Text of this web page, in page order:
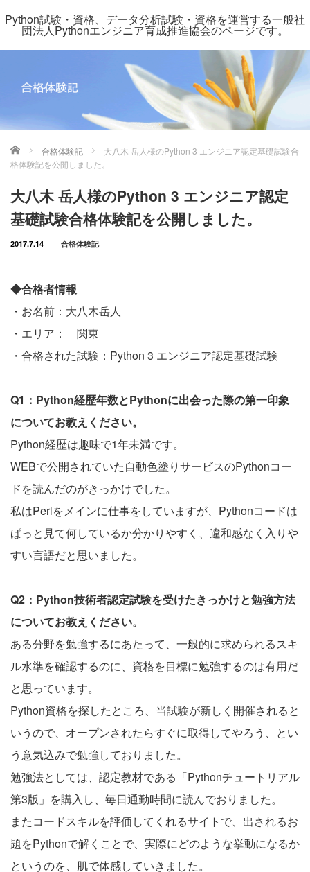
Python試験・資格、データ分析試験・資格を運営する一般社
団法人Pythonエンジニア育成推進協会のページです。
ホーム 合格体験記
大八木 岳人様のPython 3 エンジニア認定基礎試験合
格体験記を公開しました。
大八木 岳人様のPython 3 エンジニア認定
基礎試験合格体験記を公開しました。
2017.7.14 合格体験記
◆合格者情報
・お名前：大八木岳人
・エリア： 関東
・合格された試験：Python 3 エンジニア認定基礎試験
Q1：Python経歴年数とPythonに出会った際の第一印象
についてお教えください。
Python経歴は趣味で1年未満です。
WEBで公開されていた自動色塗りサービスのPythonコー
ドを読んだのがきっかけでした。
私はPerlをメインに仕事をしていますが、Pythonコードは
ぱっと見て何しているか分かりやすく、違和感なく入りや
すい言語だと思いました。
Q2：Python技術者認定試験を受けたきっかけと勉強方法
についてお教えください。
ある分野を勉強するにあたって、一般的に求められるスキ
ル水準を確認するのに、資格を目標に勉強するのは有用だ
と思っています。
Python資格を探したところ、当試験が新しく開催されると
いうので、オープンされたらすぐに取得してやろう、とい
う意気込みで勉強しておりました。
勉強法としては、認定教材である「Pythonチュートリアル
第3版」を購入し、毎日通勤時間に読んでおりました。
またコードスキルを評価してくれるサイトで、出されるお
題をPythonで解くことで、実際にどのような挙動になるか
というのを、肌で体感していきました。